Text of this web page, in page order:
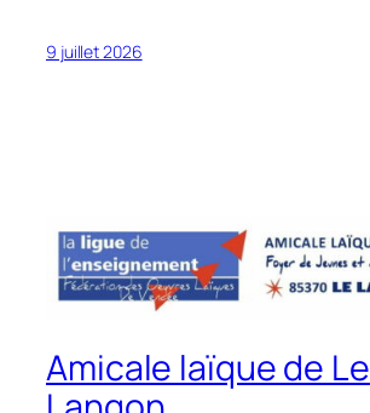
9 juillet 2026
Amicale laïque de Le